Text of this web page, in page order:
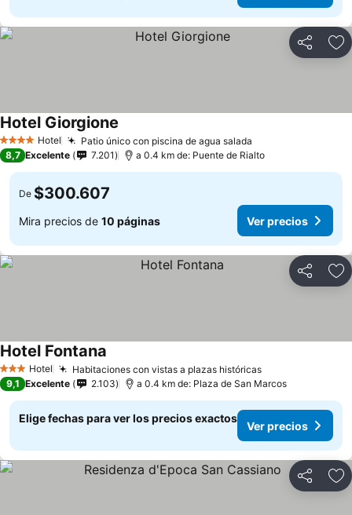
Compartir
4 EstrellasHotel Patio único con piscina de agua salada
Hotel Giorgione
8,7 Excelente 7.201 a 0.4 km de: Puente de Rialto
De $300.607
Mira precios de 10 páginas Ver precios
Compartir
3 Estrellas
Hotel Habitaciones con vistas a plazas históricas
Hotel Fontana
9,1 Excelente 2.103 a 0.4 km de: Plaza de San Marcos
Elige fechas para ver los precios exactos
Ver precios
Compartir